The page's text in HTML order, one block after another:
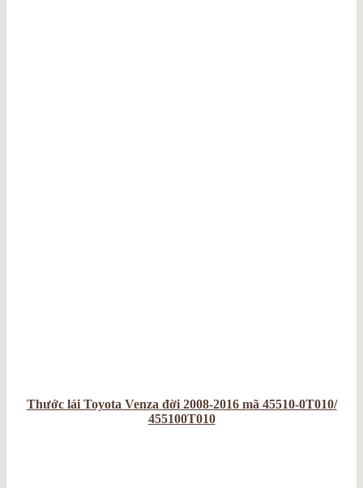
Thước lái Toyota Venza đời 2008-2016 mã 45510-0T010/
455100T010